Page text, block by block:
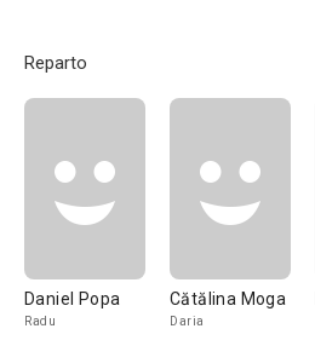
Reparto
Daniel Popa
Radu
Cătălina Moga
Daria